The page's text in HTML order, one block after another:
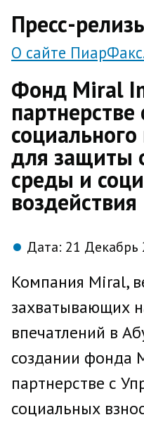
Пресс-
О сайте
Фонд Miral
для защиты
среды и
воздействия
Дата: 21 Декабрь
Компания Miral,
захватывающих
впечатлений в
создании фонда
партнерстве с
социальных